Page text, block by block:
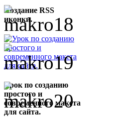
Создание RSS
иконки.
Урок по созданию
простого и
современного макета
для сайта.